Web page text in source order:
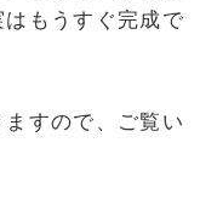
もうすぐ完成で
すので、ご覧い